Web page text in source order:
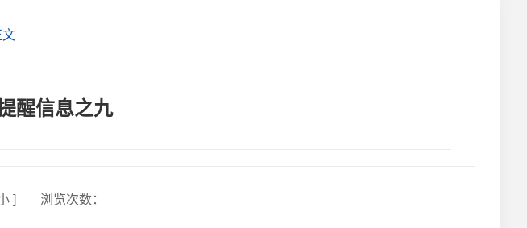
文
醒信息之九
] 浏览次数：